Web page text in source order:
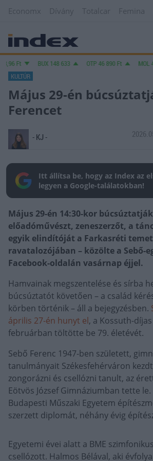
Economx Dívány Totalcar Femina
Ft BUX148 633 OTP46 890Ft MOL4
KULTÚR
Május 29-én
Ferencet
- KJ -
Itt állítsa be, hogy az Index az
legyen a Google-találatokban!
Május 29-én 14:30-kor
előadóművészt, zeneszerzőt, a
egyik elindítóját a Farkasréti
ravatalozójában – közölte a Sebő-
Facebook-oldalán vasárnap éjjel.
Hamvainak megszentelése és sírba
búcsúztatót követően – a család
körben történik – áll a bejegyzésben.
április 27-én hunyt el, a Kossuth-
februárban töltötte be 79. életévét.
Sebő Ferenc 1947-ben született,
tanulmányait Székesfehérváron
zongorázni és csellózni tanult, az
Eötvös József Gimnáziumban tette
Budapesti Műszaki Egyetem
szerzett diplomát, néhány évig
Egyetemi évei alatt a BME
csellózott. Halmos Bélával, aki